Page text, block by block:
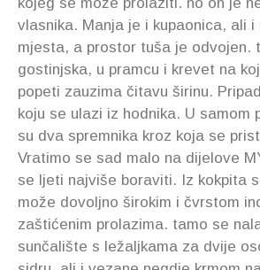
vlasnika. Manja je i kupaonica, ali
mjesta, a prostor tuša je odvojen.
gostinjska, u pramcu i krevet na
popeti zauzima čitavu širinu.
koju se ulazi iz hodnika. U samom
su dva spremnika kroz koja se
Vratimo se sad malo na dijelove
se ljeti najviše boraviti. Iz kokpita
može dovoljno širokim i čvrstom
zaštićenim prolazima. tamo se
sunčalište s ležaljkama za dvije